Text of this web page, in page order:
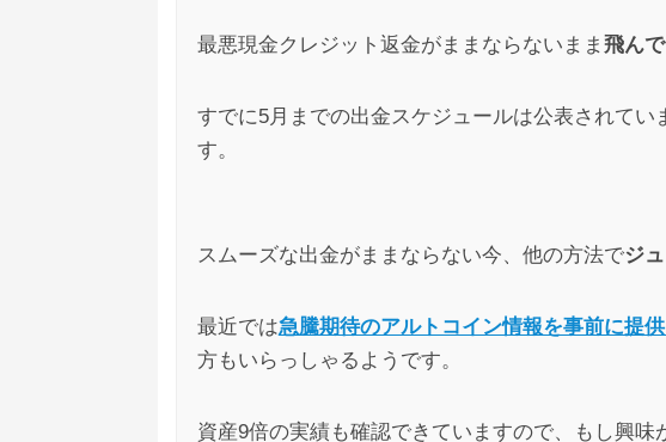
最悪現金クレジット返金がままならないまま 飛ん
すでに5月までの出金スケジュールは公表されて
す。
スムーズな出金がままならない今、他の方法でジ
最近では急騰期待のアルトコイン情報を事前に提
方もいらっしゃるようです。
資産9倍の実績も確認できていますので、もし興味